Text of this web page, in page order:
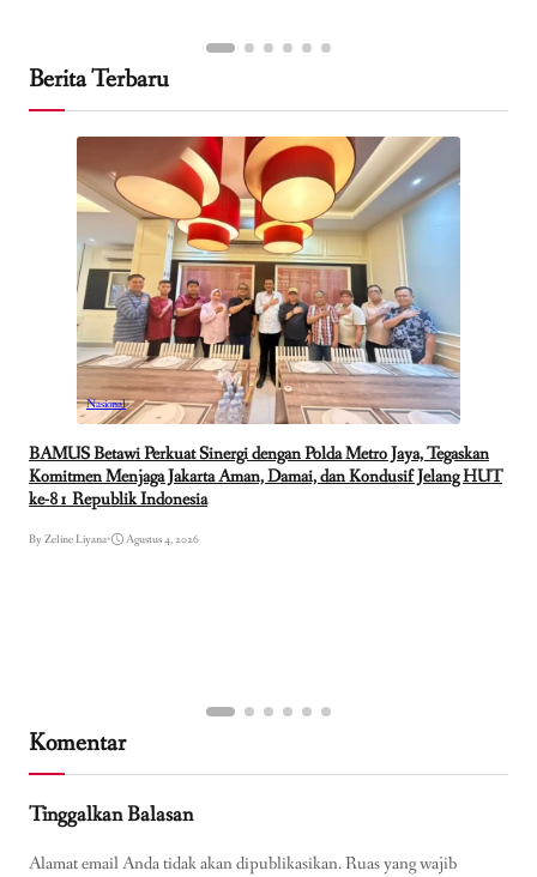
Berita Terbaru
Nasional
BAMUS Betawi Perkuat Sinergi dengan Polda Metro Jaya, Tegaskan
Komitmen Menjaga Jakarta Aman, Damai, dan Kondusif Jelang HUT
ke-81 Republik Indonesia
By Zeline Liyana• Agustus 4, 2026
Komentar
Tinggalkan Balasan
Alamat email Anda tidak akan dipublikasikan.Ruas yang wajib